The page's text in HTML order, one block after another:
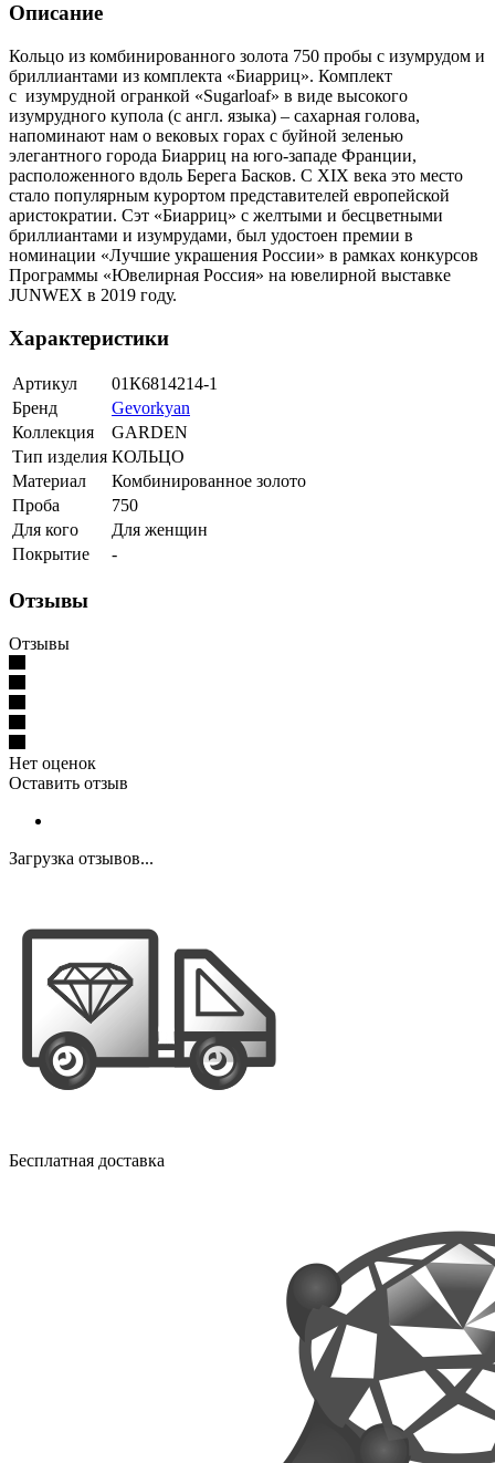
Описание
Кольцо из комбинированного золота 750 пробы с изумрудом и
бриллиантами из комплекта «Биарриц». Комплект
с изумрудной огранкой «Sugarloaf» в виде высокого
изумрудного купола (с англ. языка) – сахарная голова,
напоминают нам о вековых горах с буйной зеленью
элегантного города Биарриц на юго-западе Франции,
расположенного вдоль Берега Басков. С XIX века это место
стало популярным курортом представителей европейской
аристократии. Сэт «Биарриц» с желтыми и бесцветными
бриллиантами и изумрудами, был удостоен премии в
номинации «Лучшие украшения России» в рамках конкурсов
Программы «Ювелирная Россия» на ювелирной выставке
JUNWEX в 2019 году.
Характеристики
Артикул
01К6814214-1
Бренд
Gevorkyan
Коллекция
GARDEN
Тип изделия КОЛЬЦО
Материал
Комбинированное золото
Проба
750
Для кого
Для женщин
Покрытие
-
Отзывы
Отзывы
Нет оценок
Оставить отзыв
Загрузка отзывов...
Бесплатная доставка